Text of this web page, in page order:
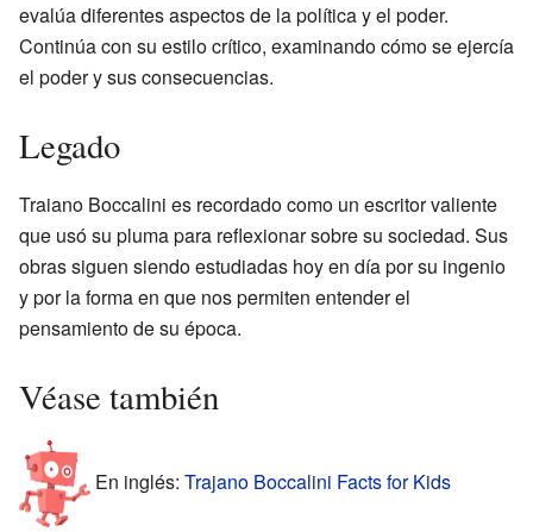
evalúa diferentes aspectos de la política y el poder.
Continúa con su estilo crítico, examinando cómo se ejercía
el poder y sus consecuencias.
Legado
Traiano Boccalini es recordado como un escritor valiente
que usó su pluma para reflexionar sobre su sociedad. Sus
obras siguen siendo estudiadas hoy en día por su ingenio
y por la forma en que nos permiten entender el
pensamiento de su época.
Véase también
En inglés: Trajano Boccalini Facts for Kids